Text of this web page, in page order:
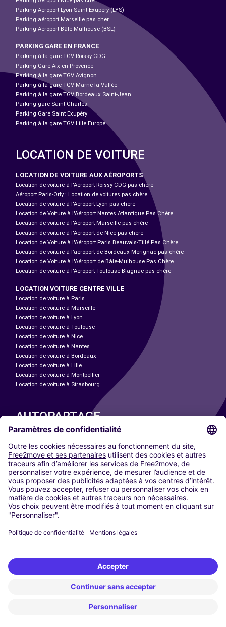
Parking Aéroport Lyon-Saint-Exupéry (LYS)
Parking aéroport Marseille pas cher
Parking Aéroport Bâle-Mulhouse (BSL)
PARKING GARE EN FRANCE
Parking à la gare TGV Roissy-CDG
Parking Gare Aix-en-Provence
Parking à la gare TGV Avignon
Parking à la gare TGV Marne-la-Vallée
Parking à la gare TGV Bordeaux Saint-Jean
Parking gare Saint-Charles
Parking Gare Saint Exupéry
Parking à la gare TGV Lille Europe
LOCATION DE VOITURE
LOCATION DE VOITURE AUX AÉROPORTS
Location de voiture à l'Aéroport Roissy-CDG pas chère
Aéroport Paris-Orly : Location de voitures pas chère
Location de voiture à l'Aéroport Lyon pas chère
Location de Voiture à l'Aéroport Nantes Atlantique Pas Chère
Location de voiture à l'Aéroport Marseille pas chère
Location de voiture à l'Aéroport de Nice pas chère
Location de Voiture à l'Aéroport Paris Beauvais-Tillé Pas Chère
Location de voiture à l’aéroport de Bordeaux-Mérignac pas chère
Location de Voiture à l'Aéroport de Bâle-Mulhouse Pas Chère
Location de voiture à l'Aéroport Toulouse-Blagnac pas chère
LOCATION VOITURE CENTRE VILLE
Location de voiture à Paris
Location de voiture à Marseille
Location de voiture à Lyon
Location de voiture à Toulouse
Location de voiture à Nice
Location de voiture à Nantes
Location de voiture à Bordeaux
Location de voiture à Lille
Location de voiture à Montpellier
Location de voiture à Strasbourg
AUTOPARTAGE
Paris
Madrid
Washington DC
Milan
Rome
Turin
Vienne
Berlin
Düsseldorf